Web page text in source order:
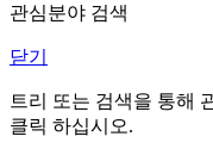
관심분야 검색
닫기
트리 또는 검색을 통해
클릭 하십시오.